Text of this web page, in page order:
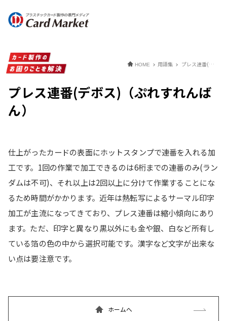
HOME 用語集 プレス連番(デボス)（ぷれすれんばん）
プレス連番(デボス)（ぷれすれんば
ん）
仕上がったカードの表面にホットスタンプで連番を入れる加
工です。1回の作業で加工できるのは6桁までの連番のみ(ラン
ダムは不可)、それ以上は2回以上に分けて作業することにな
るため時間がかかります。近年は熱転写によるサーマル印字
加工が主流になってきており、プレス連番は縮小傾向にあり
ます。ただ、印字と異なり黒以外にも金や銀、白など所有し
ている箔の色の中から選択可能です。漢字など文字が出来な
い点は要注意です。
ホームへ